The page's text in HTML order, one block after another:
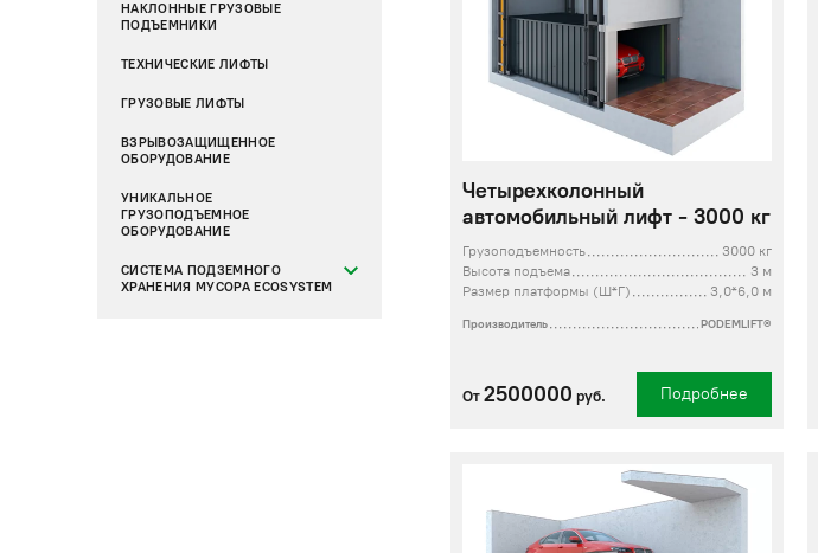
НАКЛОННЫЕ ГРУЗОВЫЕ
ПОДЪЕМНИКИ
ТЕХНИЧЕСКИЕ ЛИФТЫ
ГРУЗОВЫЕ ЛИФТЫ
ВЗРЫВОЗАЩИЩЕННОЕ
ОБОРУДОВАНИЕ
УНИКАЛЬНОЕ
ГРУЗОПОДЪЕМНОЕ
ОБОРУДОВАНИЕ
СИСТЕМА ПОДЗЕМНОГО
ХРАНЕНИЯ МУСОРА ECOSYSTEM
Четырехколонный
автомобильный лифт - 3000 кг
Грузоподъемность
3000 кг
Высота подъема
3 м
Размер платформы (Ш*Г)
3,0*6,0 м
Производитель PODEMLIFT®
От 2500000 руб. Подробнее